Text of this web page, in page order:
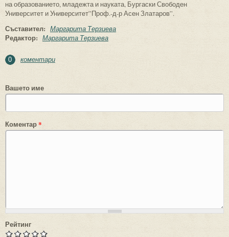
на образованието, младежта и науката, Бургаски Свободен
Университет и Университет”Проф.-д-р Асен Златаров”.
Съставител: Маргарита Терзиева
Редактор: Маргарита Терзиева
0 коментари
Вашето име
Коментар*
Рейтинг